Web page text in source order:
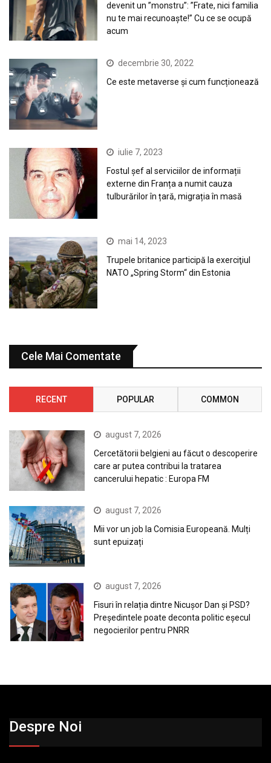
devenit un ”monstru”: ”Frate, nici familia
nu te mai recunoaște!” Cu ce se ocupă
acum
decembrie 30, 2022
Ce este metaverse și cum funcționează
iulie 7, 2023
Fostul șef al serviciilor de informații
externe din Franța a numit cauza
tulburărilor în țară, migrația în masă
mai 14, 2023
Trupele britanice participă la exerciţiul
NATO „Spring Storm“ din Estonia
Cele Mai Comentate
RECENT POPULAR COMMON
august 7, 2026
Cercetătorii belgieni au făcut o descoperire
care ar putea contribui la tratarea
cancerului hepatic : Europa FM
august 7, 2026
Mii vor un job la Comisia Europeană. Mulți
sunt epuizați
august 7, 2026
Fisuri în relația dintre Nicușor Dan și PSD?
Președintele poate deconta politic eșecul
negocierilor pentru PNRR
Despre Noi